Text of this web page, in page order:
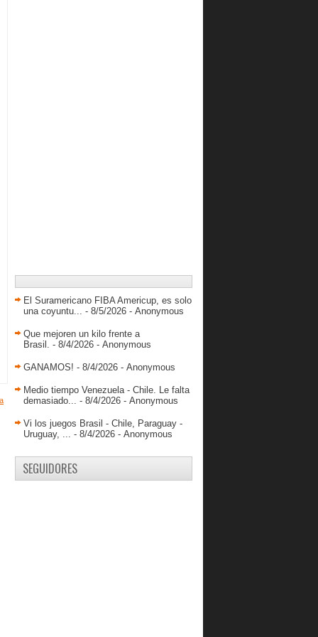
Resultados LPB 13 de febrero
Vargas y Bethelmy campeones en
México
Juan Herrera apuesta todo por
Vargas y Bethelmy a una victoria del
Echenique no pudo evitar nueva
derrota de Creighton
Resultados LPB 11 de febrero
Hecho en Venezuela: Howard
El Suramericano FIBA Americup, es solo
una coyuntu... - 8/5/2026 - Anonymous
Que mejoren un kilo frente a
Brasil. - 8/4/2026 - Anonymous
GANAMOS! - 8/4/2026 - Anonymous
Medio tiempo Venezuela - Chile. Le falta
demasiado... - 8/4/2026 - Anonymous
Vi los juegos Brasil - Chile, Paraguay -
Uruguay, ... - 8/4/2026 - Anonymous
SEGUIDORES